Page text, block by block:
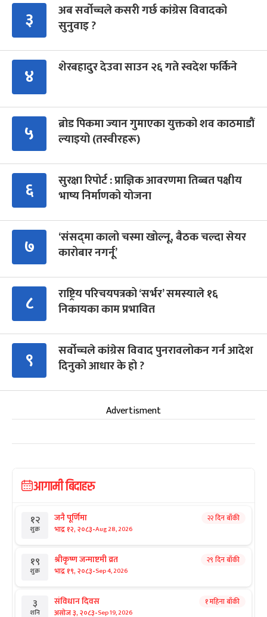
३
अब सर्वोच्चले कसरी गर्छ कांग्रेस विवादको
सुनुवाइ ?
४ शेरबहादुर देउवा साउन २६ गते स्वदेश फर्किने
५
ब्रोड पिकमा ज्यान गुमाएका युक्तको शव काठमाडौं
ल्याइयो (तस्वीरहरू)
६
सुरक्षा रिपोर्ट : प्राज्ञिक आवरणमा तिब्बत पक्षीय
भाष्य निर्माणको योजना
७
‘संसद्‍मा कालो चस्मा खोल्नू, बैठक चल्दा सेयर
कारोबार नगर्नू’
८
राष्ट्रिय परिचयपत्रको ‘सर्भर’ समस्याले १६
निकायका काम प्रभावित
९
सर्वोच्चले कांग्रेस विवाद पुनरावलोकन गर्न आदेश
दिनुको आधार के हो ?
Advertisment
आगामी बिदाहरु
१२
शुक्र
जनै पूर्णिमा
भाद्र १२, २०८३-Aug 28, 2026
२२ दिन बाँकी
१९
शुक्र
श्रीकृष्ण जन्माष्टमी व्रत
भाद्र १९, २०८३-Sep 4, 2026
२९ दिन बाँकी
३
शनि
संविधान दिवस
असोज ३, २०८३-Sep 19, 2026
१ महिना बाँकी